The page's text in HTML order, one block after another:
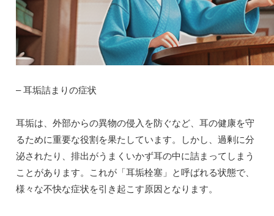
– 耳垢詰まりの症状
耳垢は、外部からの異物の侵入を防ぐなど、耳の健康を守
るために重要な役割を果たしています。しかし、過剰に分
泌されたり、排出がうまくいかず耳の中に詰まってしまう
ことがあります。これが「耳垢栓塞」と呼ばれる状態で、
様々な不快な症状を引き起こす原因となります。